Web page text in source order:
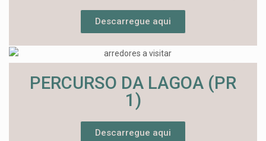
Descarregue aqui
PERCURSO DA LAGOA (PR
1)
Descarregue aqui